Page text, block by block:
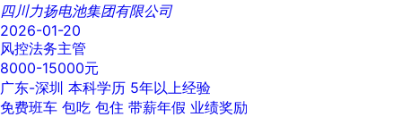
四川力扬电池集团有限公司
2026-01-20
风控法务主管
8000-15000元
广东-深圳 本科学历 5年以上经验
免费班车 包吃 包住 带薪年假 业绩奖励